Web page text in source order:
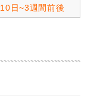
10日~3週間前後